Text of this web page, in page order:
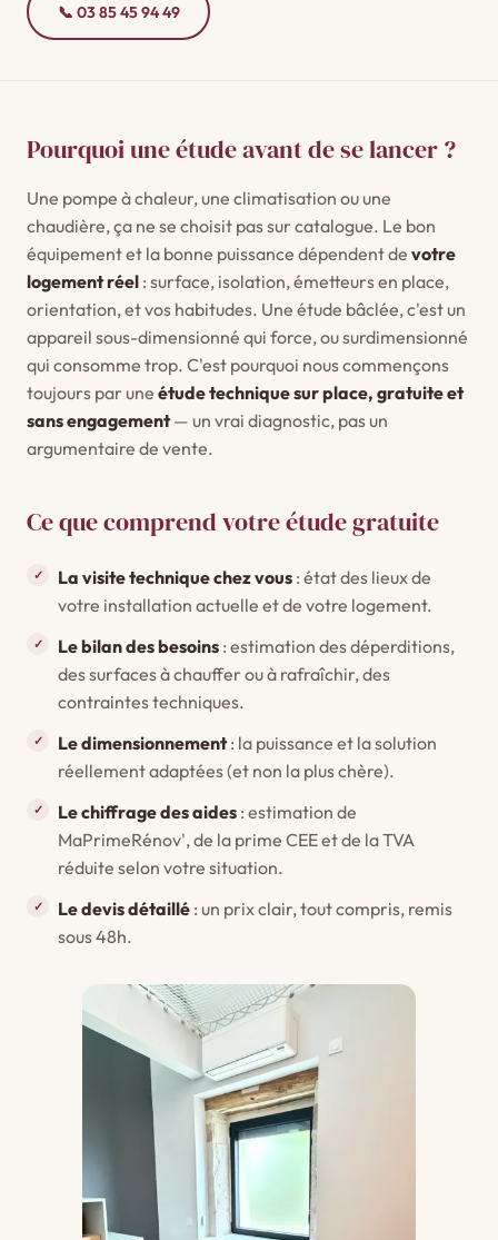
📞 03 85 45 94 49
Pourquoi une étude avant de se lancer ?
Une pompe à chaleur, une climatisation ou une
chaudière, ça ne se choisit pas sur catalogue. Le bon
équipement et la bonne puissance dépendent de votre
logement réel : surface, isolation, émetteurs en place,
orientation, et vos habitudes. Une étude bâclée, c'est un
appareil sous-dimensionné qui force, ou surdimensionné
qui consomme trop. C'est pourquoi nous commençons
toujours par une étude technique sur place, gratuite et
sans engagement— un vrai diagnostic, pas un
argumentaire de vente.
Ce que comprend votre étude gratuite
La visite technique chez vous : état des lieux de
votre installation actuelle et de votre logement.
Le bilan des besoins : estimation des déperditions,
des surfaces à chauffer ou à rafraîchir, des
contraintes techniques.
Le dimensionnement: la puissance et la solution
réellement adaptées (et non la plus chère).
Le chiffrage des aides : estimation de
MaPrimeRénov', de la prime CEE et de la TVA
réduite selon votre situation.
Le devis détaillé : un prix clair, tout compris, remis
sous 48h.